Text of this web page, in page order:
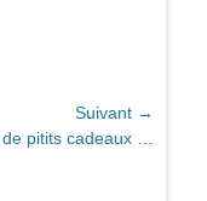
Suivant →
pitits cadeaux …